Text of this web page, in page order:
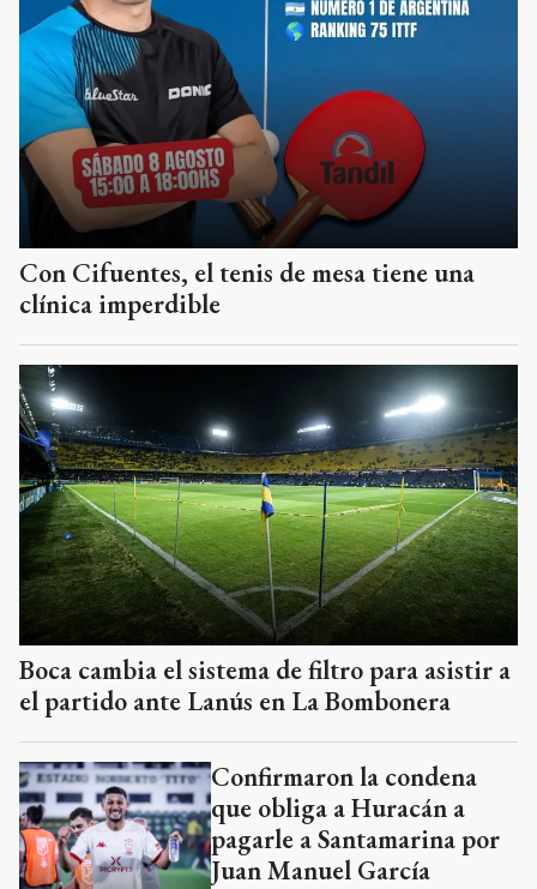
Con Cifuentes, el tenis de mesa tiene una
clínica imperdible
Boca cambia el sistema de filtro para asistir a
el partido ante Lanús en La Bombonera
Confirmaron la condena
que obliga a Huracán a
pagarle a Santamarina por
Juan Manuel García